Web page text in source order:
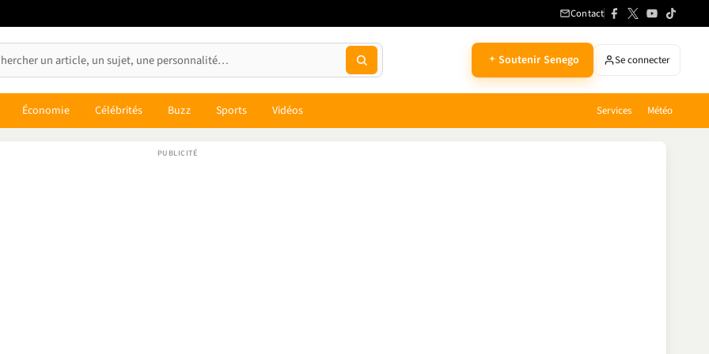
Contact
Soutenir Senego Se connecter
Économie Célébrités Buzz Sports Vidéos Services Météo